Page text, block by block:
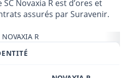
Novaxia R est d’ores et
assurés par Suravenir.
R